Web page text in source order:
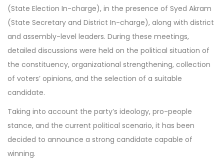
(State Election In-charge), in the presence of Syed Akram
(State Secretary and District In-charge), along with district
and assembly-level leaders. During these meetings,
detailed discussions were held on the political situation of
the constituency, organizational strengthening, collection
of voters’ opinions, and the selection of a suitable
candidate.
Taking into account the party’s ideology, pro-people
stance, and the current political scenario, it has been
decided to announce a strong candidate capable of
winning.